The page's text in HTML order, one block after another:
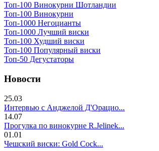
Топ-100 Винокурни Шотландии
Топ-100 Винокурни
Топ-1000 Негоцианты
Топ-1000 Лучший виски
Топ-100 Худший виски
Топ-100 Популярный виски
Топ-50 Дегустаторы
Новости
25.03
Интервью с Анджелой Д'Орацио...
14.07
Прогулка по винокурне R.Jelinek...
01.01
Чешский виски: Gold Cock...